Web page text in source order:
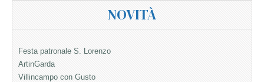
NOVITÀ
Festa patronale S. Lorenzo
ArtinGarda
Villincampo con Gusto